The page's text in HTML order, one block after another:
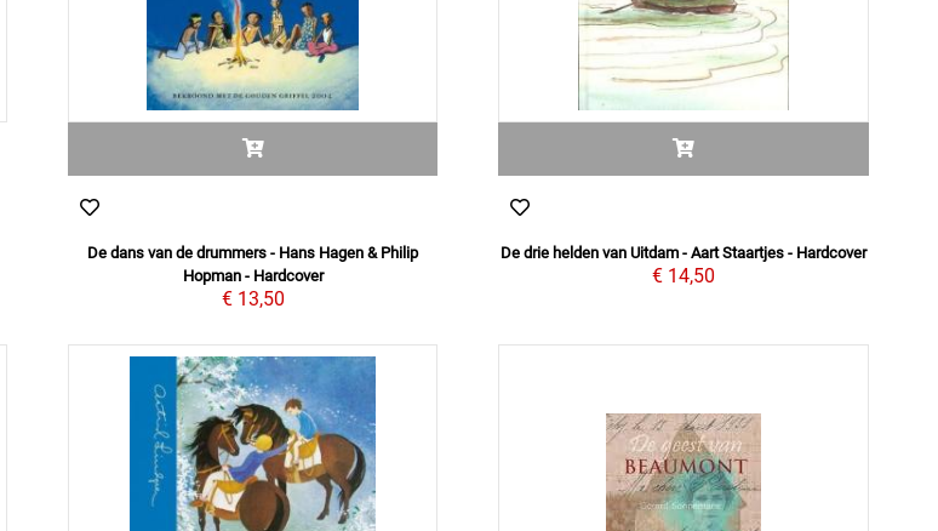
De dans van de drummers - Hans Hagen & Philip
Hopman - Hardcover
€ 13,50
De drie helden van Uitdam - Aart Staartjes - Hardcover
€ 14,50